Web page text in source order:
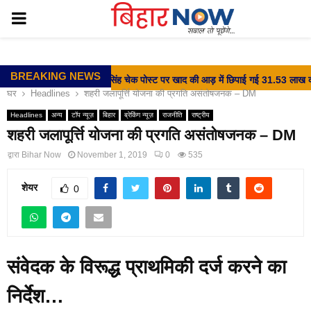
PRIMARY
BREAKING NEWS
⇝ वीर कुंवर सिंह चेक पोस्ट पर खाद की आड़ में छिपाई गई 31.53 लाख की
घर Headlines शहरी जलापूर्त्ति योजना की प्रगति असंतोषजनक – DM
Headlines अन्य टॉप न्यूज़ बिहार ब्रेकिंग न्यूज़ राजनीति राष्ट्रीय
शहरी जलापूर्त्ति योजना की प्रगति असंतोषजनक – DM
द्वारा Bihar Now November 1, 2019 0 535
शेयर 0
संवेदक के विरूद्ध प्राथमिकी दर्ज करने का
निर्देश…